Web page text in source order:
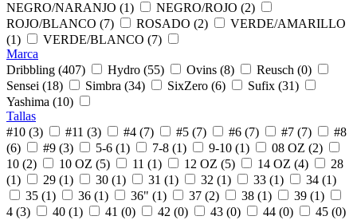
NEGRO/NARANJO (1)
NEGRO/ROJO (2)
ROJO/BLANCO (7)
ROSADO (2)
VERDE/AMARILLO
(1)
VERDE/BLANCO (7)
Marca
Dribbling (407)
Hydro (55) Ovins (8)
Reusch (0)
Sensei (18)
Simbra (34) SixZero (6)
Sufix (31)
Yashima (10)
Tallas
#10 (3)
#11 (3) #4 (7) #5 (7) #6 (7) #7 (7)
#8
(6)
#9 (3) 5-6 (1) 7-8 (1) 9-10 (1)
08 OZ (2)
10 (2)
10 OZ (5) 11 (1) 12 OZ (5) 14 OZ (4)
28
(1)
29 (1) 30 (1) 31 (1) 32 (1) 33 (1)
34 (1)
35 (1)
36 (1) 36" (1) 37 (2) 38 (1)
39 (1)
4 (3)
40 (1) 41 (0) 42 (0) 43 (0) 44 (0)
45 (0)